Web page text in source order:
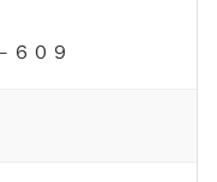
６０９